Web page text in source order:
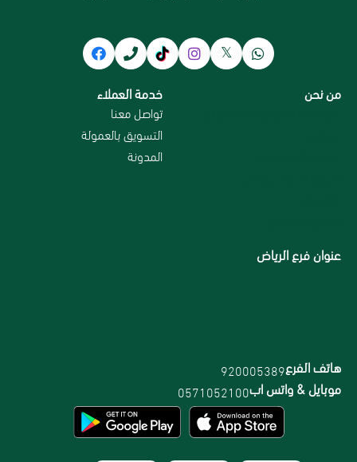
من نحن خدمة العملاء
تواصل معنا
التسويق بالعمولة
المدونة
عنوان فرع الرياض
هاتف الفرع920005389
موبايل & واتس اب0571052100